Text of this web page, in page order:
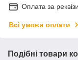
Оплата за
Всі умови оплати
Подібні товари